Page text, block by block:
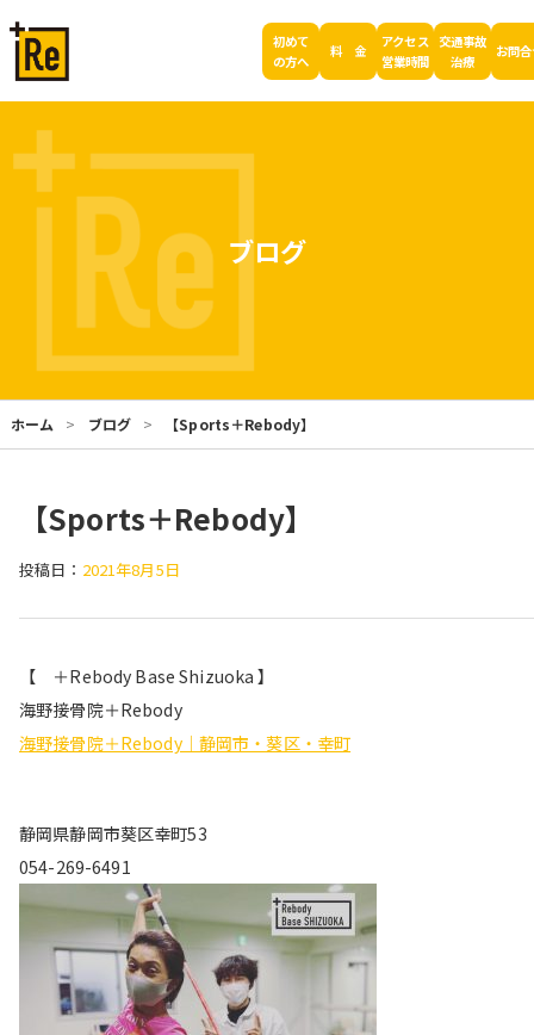
初めて
の方へ
料 金
アクセス
営業時間
交通事故
治療
お問
ブログ
ホーム ブログ 【Sports＋Rebody】
【Sports＋Rebody】
投稿日： 2021年8月5日
【 ＋Rebody Base Shizuoka 】
海野接骨院＋Rebody
海野接骨院＋Rebody｜静岡市・葵区・幸町
静岡県静岡市葵区幸町53
054-269-6491